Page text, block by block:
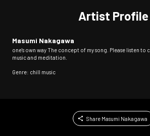
Artist Profile
Masumi Nakagawa
one's own way The concept of my song. Please listen to
music and meditation.
Genre: chill music
Share Masumi Nakagawa